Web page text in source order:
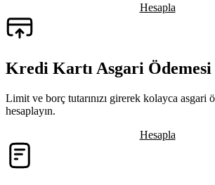
Hesapla
Kredi Kartı Asgari Ödemesi
Limit ve borç tutarınızı girerek kolayca asgari
hesaplayın.
Hesapla